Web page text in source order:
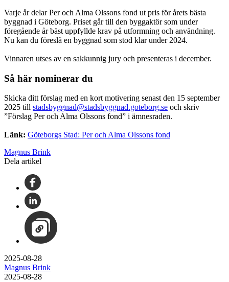
Varje år delar Per och Alma Olssons fond ut pris för årets bästa
byggnad i Göteborg. Priset går till den byggaktör som under
föregående år bäst uppfyllde krav på utformning och användning.
Nu kan du föreslå en byggnad som stod klar under 2024.
Vinnaren utses av en sakkunnig jury och presenteras i december.
Så här nominerar du
Skicka ditt förslag med en kort motivering senast den 15 september
2025 till stadsbyggnad@stadsbyggnad.goteborg.se och skriv
”Förslag Per och Alma Olssons fond” i ämnesraden.
Länk: Göteborgs Stad: Per och Alma Olssons fond
Magnus Brink
Dela artikel
2025-08-28
Magnus Brink
2025-08-28